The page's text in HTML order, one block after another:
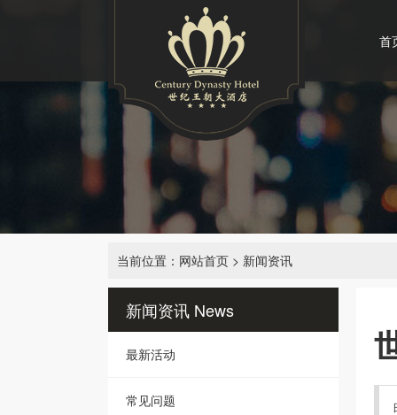
首
当前位置： 网站首页 > 新闻资讯
新闻资讯 News
最新活动
常见问题